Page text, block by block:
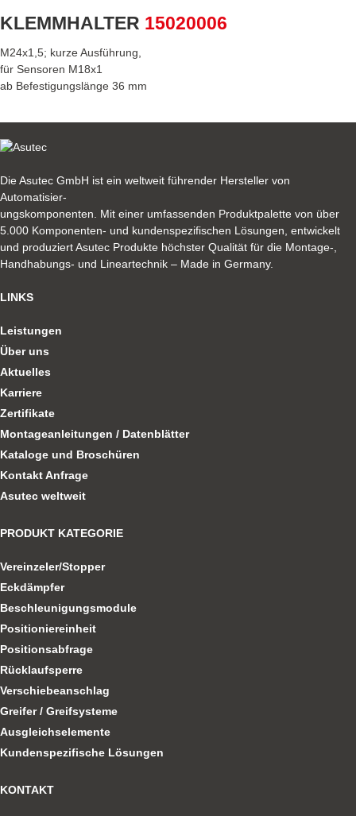
KLEMMHALTER 15020006
M24x1,5; kurze Ausführung,
für Sensoren M18x1
ab Befestigungslänge 36 mm
Die Asutec GmbH ist ein weltweit führender Hersteller von
Automatisier-
ungskomponenten. Mit einer umfassenden Produktpalette von über
5.000 Komponenten- und kundenspezifischen Lösungen, entwickelt
und produziert Asutec Produkte höchster Qualität für die Montage-,
Handhabungs- und Lineartechnik – Made in Germany.
LINKS
Leistungen
Über uns
Aktuelles
Karriere
Zertifikate
Montageanleitungen / Datenblätter
Kataloge und Broschüren
Kontakt Anfrage
Asutec weltweit
PRODUKT KATEGORIE
Vereinzeler/Stopper
Eckdämpfer
Beschleunigungsmodule
Positioniereinheit
Positionsabfrage
Rücklaufsperre
Verschiebeanschlag
Greifer / Greifsysteme
Ausgleichselemente
Kundenspezifische Lösungen
KONTAKT